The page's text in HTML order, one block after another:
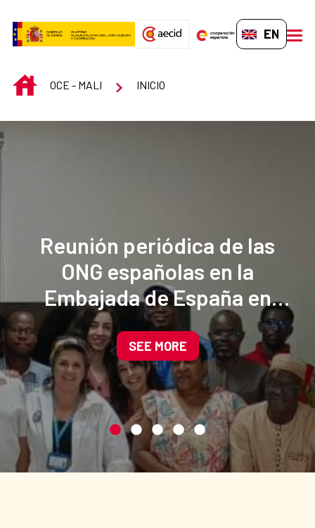
EN-GB
INICIOOCE - MALI INICIO
Reunión periódica de las
ONG españolas en la
Embajada de España en
Bamako
SEE MORE